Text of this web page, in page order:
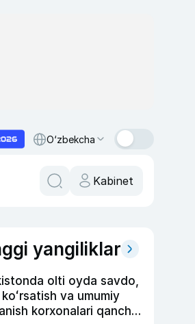
O‘zbekcha
Kabinet
yangiliklar
olti oyda savdo,
va umumiy
korxonalari qancha